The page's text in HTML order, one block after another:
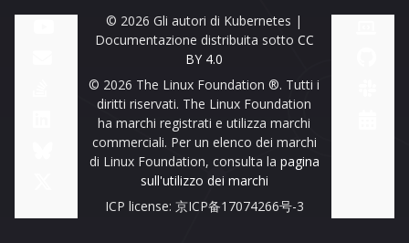
© 2026 Gli autori di Kubernetes |
Documentazione distribuita sotto CC
BY 4.0
© 2026 The Linux Foundation ®. Tutti i
diritti riservati. The Linux Foundation
ha marchi registrati e utilizza marchi
commerciali. Per un elenco dei marchi
di Linux Foundation, consulta la pagina
sull'utilizzo dei marchi
ICP license: 京ICP备17074266号-3